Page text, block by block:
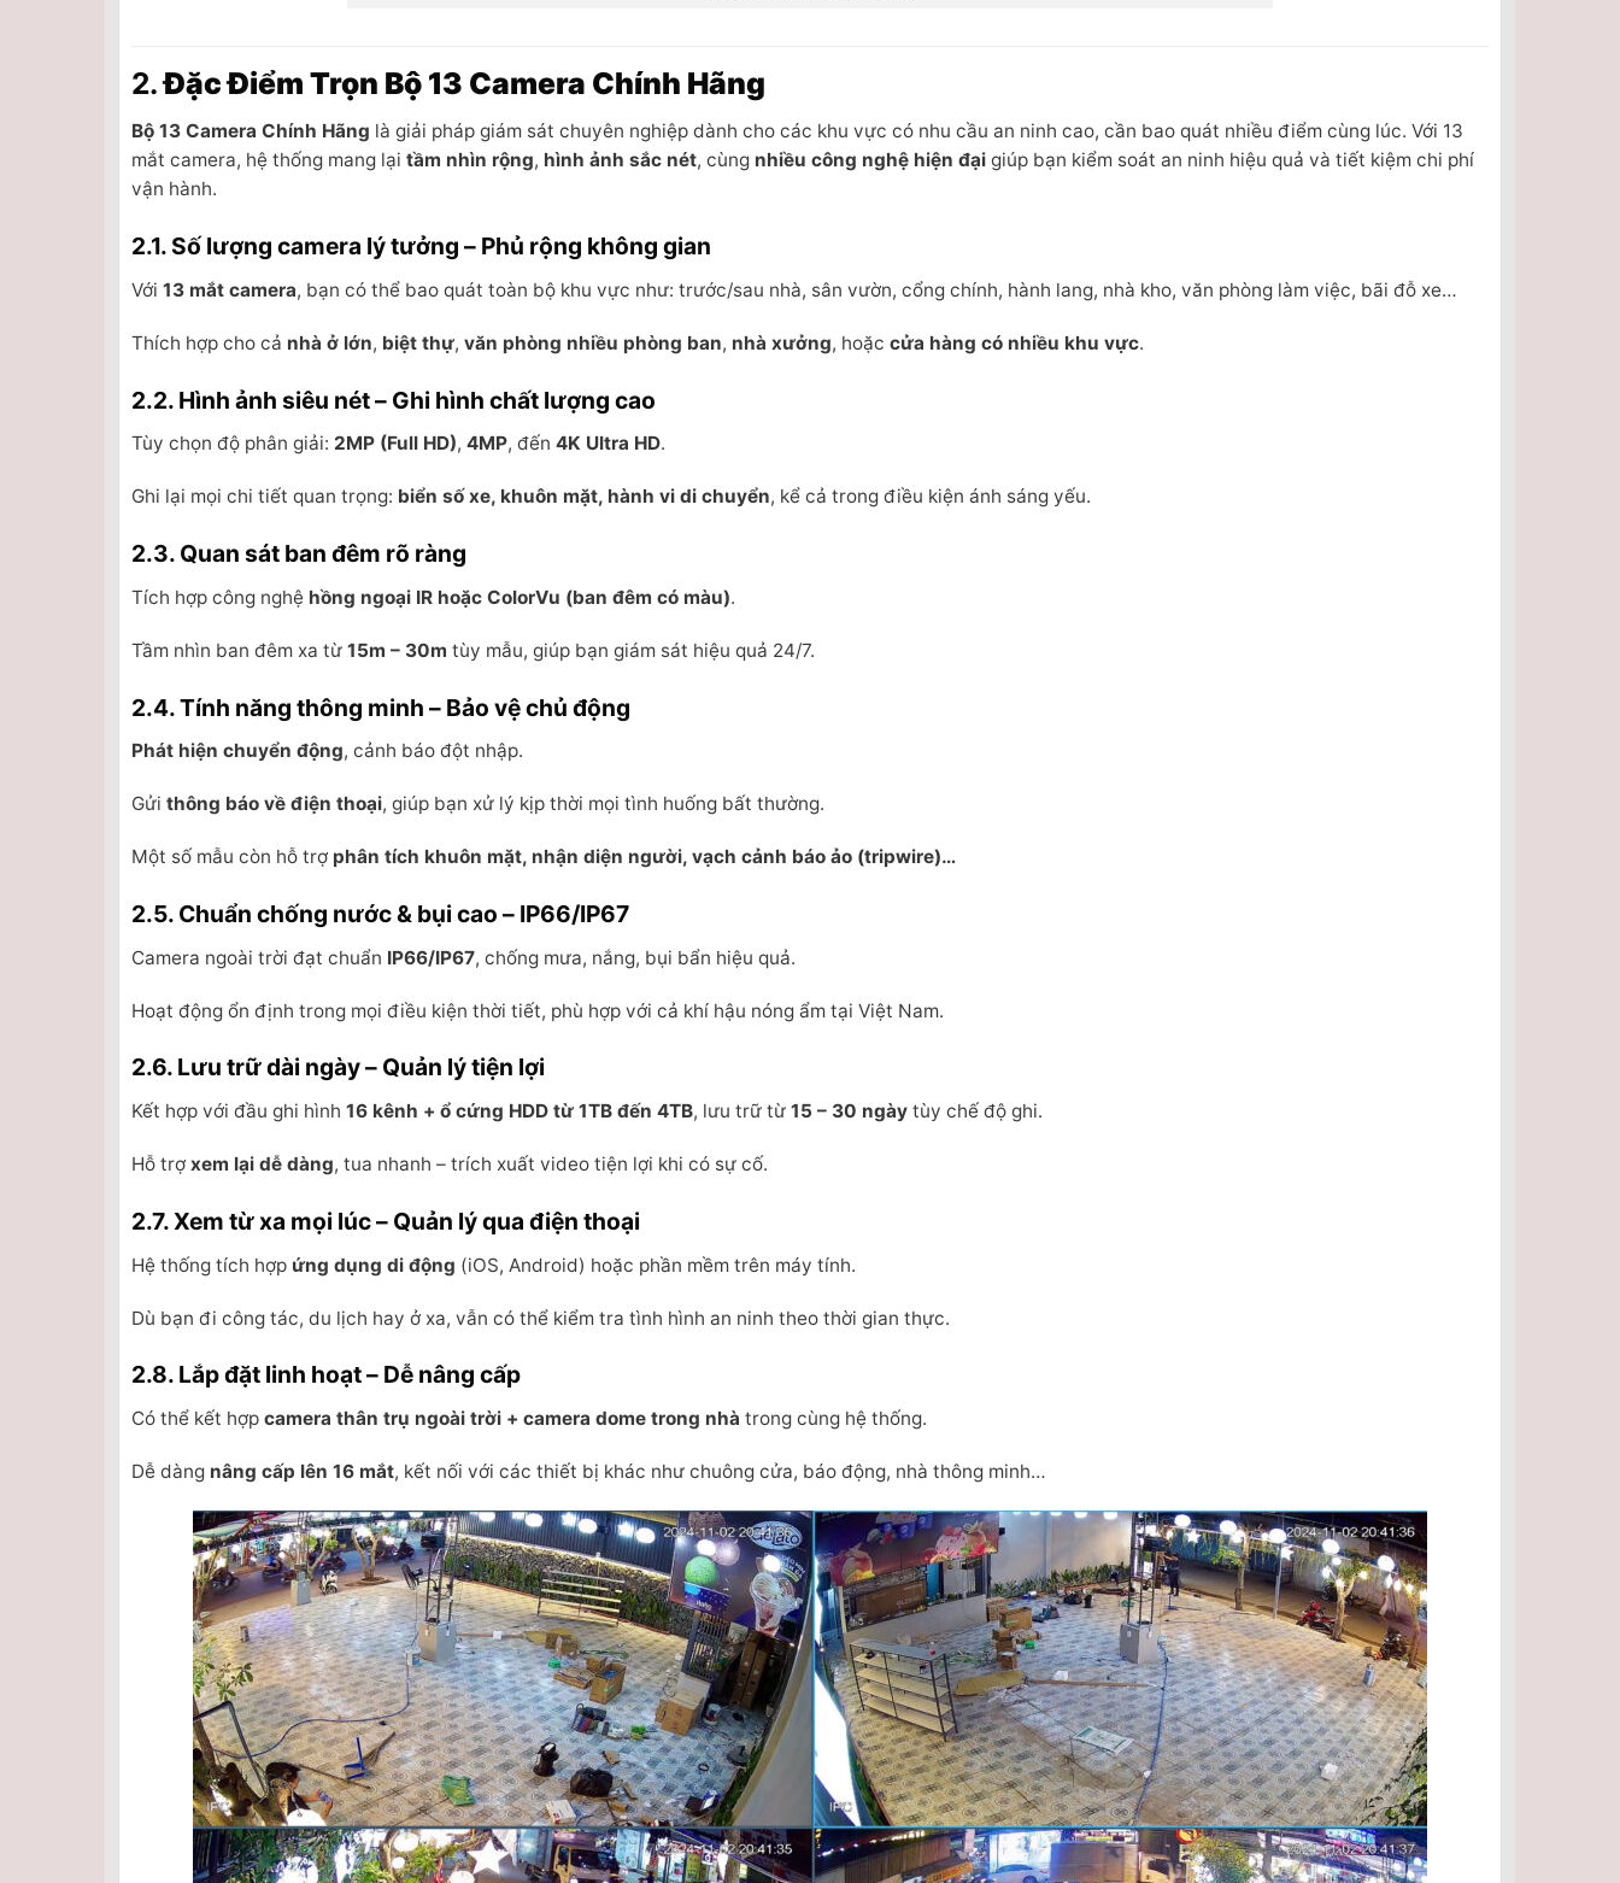
2.Đặc Điểm Trọn Bộ 13 Camera Chính Hãng
Bộ 13 Camera Chính Hãng là giải pháp giám sát chuyên nghiệp dành cho các khu vực có nhu cầu an ninh cao, cần bao quát nhiều điểm cùng lúc. Với 13
mắt camera, hệ thống mang lại tầm nhìn rộng, hình ảnh sắc nét, cùng nhiều công nghệ hiện đại giúp bạn kiểm soát an ninh hiệu quả và tiết kiệm chi phí
vận hành.
2.1. Số lượng camera lý tưởng – Phủ rộng không gian
Với 13 mắt camera, bạn có thể bao quát toàn bộ khu vực như: trước/sau nhà, sân vườn, cổng chính, hành lang, nhà kho, văn phòng làm việc, bãi đỗ xe…
Thích hợp cho cả nhà ở lớn, biệt thự, văn phòng nhiều phòng ban, nhà xưởng, hoặc cửa hàng có nhiều khu vực.
2.2. Hình ảnh siêu nét – Ghi hình chất lượng cao
Tùy chọn độ phân giải: 2MP (Full HD), 4MP, đến 4K Ultra HD.
Ghi lại mọi chi tiết quan trọng: biển số xe, khuôn mặt, hành vi di chuyển, kể cả trong điều kiện ánh sáng yếu.
2.3. Quan sát ban đêm rõ ràng
Tích hợp công nghệ hồng ngoại IR hoặc ColorVu (ban đêm có màu).
Tầm nhìn ban đêm xa từ 15m – 30m tùy mẫu, giúp bạn giám sát hiệu quả 24/7.
2.4. Tính năng thông minh – Bảo vệ chủ động
Phát hiện chuyển động, cảnh báo đột nhập.
Gửi thông báo về điện thoại, giúp bạn xử lý kịp thời mọi tình huống bất thường.
Một số mẫu còn hỗ trợ phân tích khuôn mặt, nhận diện người, vạch cảnh báo ảo (tripwire)…
2.5. Chuẩn chống nước & bụi cao – IP66/IP67
Camera ngoài trời đạt chuẩn IP66/IP67, chống mưa, nắng, bụi bẩn hiệu quả.
Hoạt động ổn định trong mọi điều kiện thời tiết, phù hợp với cả khí hậu nóng ẩm tại Việt Nam.
2.6. Lưu trữ dài ngày – Quản lý tiện lợi
Kết hợp với đầu ghi hình 16 kênh + ổ cứng HDD từ 1TB đến 4TB, lưu trữ từ 15 – 30 ngày tùy chế độ ghi.
Hỗ trợ xem lại dễ dàng, tua nhanh – trích xuất video tiện lợi khi có sự cố.
2.7. Xem từ xa mọi lúc – Quản lý qua điện thoại
Hệ thống tích hợp ứng dụng di động (iOS, Android) hoặc phần mềm trên máy tính.
Dù bạn đi công tác, du lịch hay ở xa, vẫn có thể kiểm tra tình hình an ninh theo thời gian thực.
2.8. Lắp đặt linh hoạt – Dễ nâng cấp
Có thể kết hợp camera thân trụ ngoài trời + camera dome trong nhà trong cùng hệ thống.
Dễ dàng nâng cấp lên 16 mắt, kết nối với các thiết bị khác như chuông cửa, báo động, nhà thông minh…